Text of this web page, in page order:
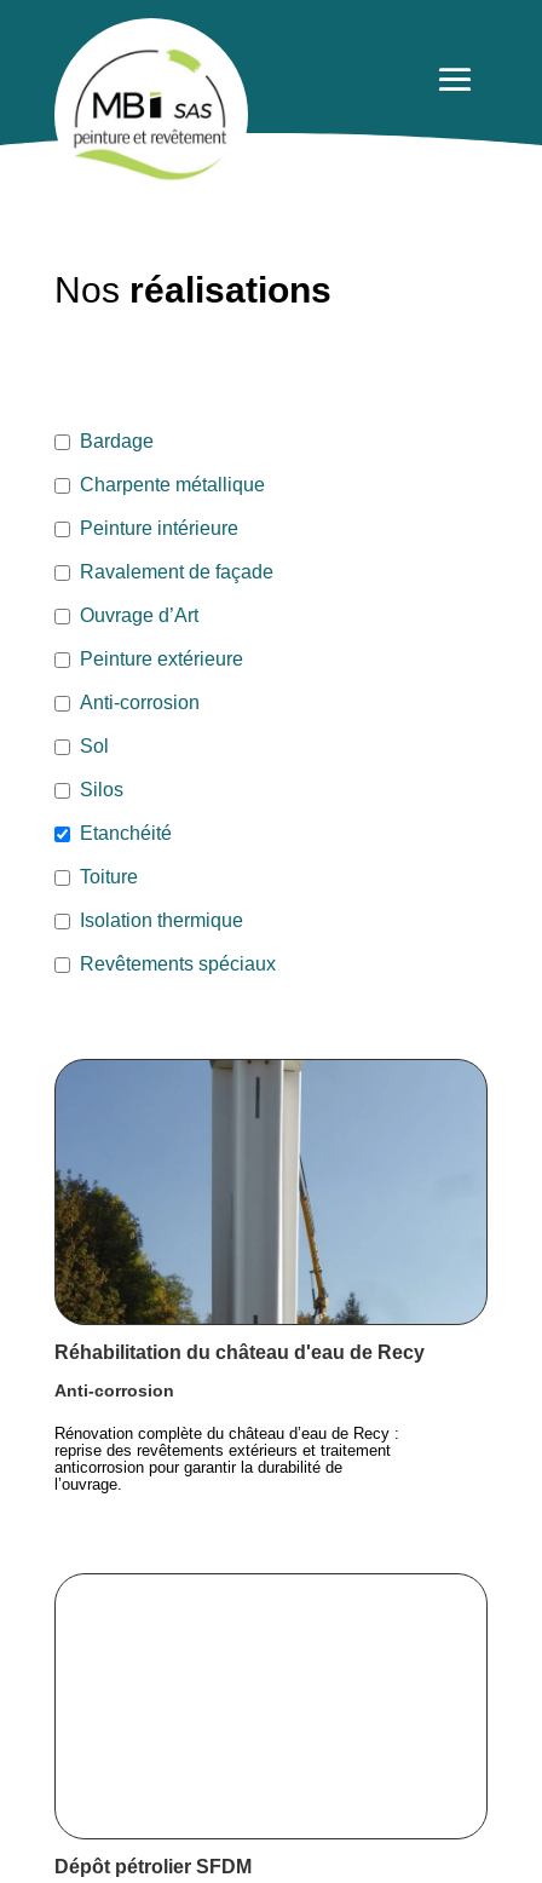
Nos réalisations
Bardage
Charpente métallique
Peinture intérieure
Ravalement de façade
Ouvrage d’Art
Peinture extérieure
Anti-corrosion
Sol
Silos
Etanchéité
Toiture
Isolation thermique
Revêtements spéciaux
Réhabilitation du château d'eau de Recy
Anti-corrosion
Rénovation complète du château d’eau de Recy :
reprise des revêtements extérieurs et traitement
anticorrosion pour garantir la durabilité de
l’ouvrage.
Dépôt pétrolier SFDM